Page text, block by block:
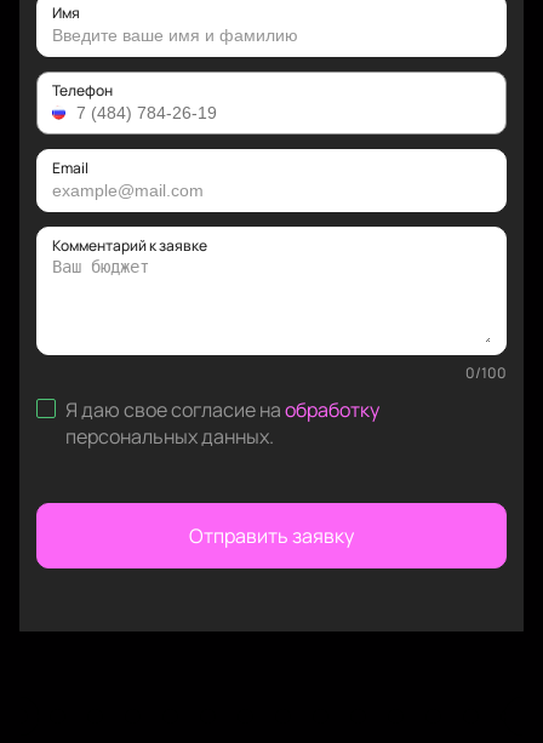
Имя
Телефон
Email
Комментарий к заявке
0/100
Я даю свое согласие наобработку
персональных данных.
Отправить заявку